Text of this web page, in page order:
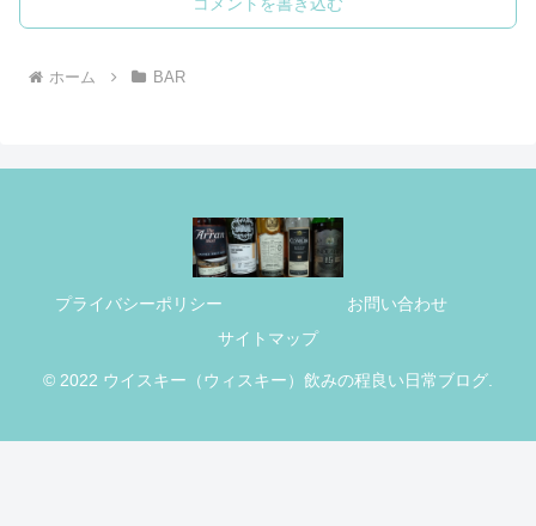
ホーム BAR
プライバシーポリシー
お問い合わせ
サイトマップ
© 2022 ウイスキー（ウィスキー）飲みの程良い日常ブログ.